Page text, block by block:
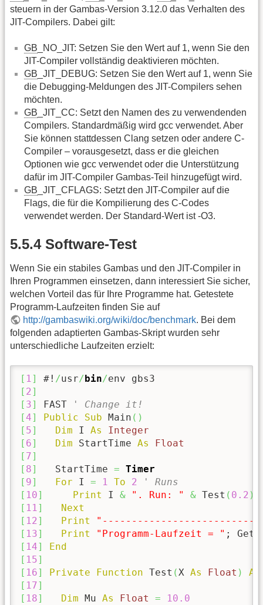
steuern in der Gambas-Version 3.12.0 das Verhalten des
JIT-Compilers. Dabei gilt:
GB _NO_JIT: Setzen Sie den Wert auf 1, wenn Sie den
JIT-Compiler vollständig deaktivieren möchten.
GB _JIT_DEBUG: Setzen Sie den Wert auf 1, wenn Sie
die Debugging-Meldungen des JIT-Compilers sehen
möchten.
GB _JIT_CC: Setzt den Namen des zu verwendenden
Compilers. Standardmäßig wird gcc verwendet. Aber
Sie können stattdessen Clang setzen oder andere C-
Compiler – vorausgesetzt, dass er die gleichen
Optionen wie gcc verwendet oder die Unterstützung
dafür im JIT-Compiler Gambas-Teil hinzugefügt wird.
GB _JIT_CFLAGS: Setzt den JIT-Compiler auf die
Flags, die für die Kompilierung des C-Codes
verwendet werden. Der Standard-Wert ist -O3.
5.5.4 Software-Test
Wenn Sie ein stabiles Gambas und den JIT-Compiler in
Ihren Programmen einsetzen, dann interessiert Sie sicher,
welchen Vorteil das für Ihre Programme hat. Getestete
Programm-Laufzeiten finden Sie auf
http://gambaswiki.org/wiki/doc/benchmark. Bei dem
folgenden adaptierten Gambas-Skript wurden sehr
unterschiedliche Laufzeiten erzielt:
[ 1] #! /usr/ bin/
[ 2]
[ 3] FAST
' Change it!
[4] Public Sub Main ( )
[ 5] Dim I As
Integer
[ 6] Dim StartTime As
Float
[ 7]
[ 8]
   StartTime
= Timer
[ 9] For I = 1 To 2
' Runs
[ 10] Print I & ". Run: " & Test ( 0.2 )
[ 11]
Next
[ 12] Print
[ 13] Print "Programm-Laufzeit = " ;
[ 14]
End
[ 15]
[ 16] Private Function Test (X As Float )
As
[ 17]
[ 18] Dim Mu As Float =
10.0